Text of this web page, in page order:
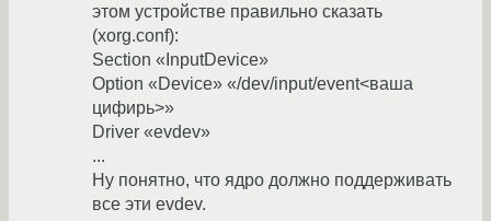
этом устройстве правильно сказать
(xorg.conf):
Section «InputDevice»
Option «Device» «/dev/input/event<ваша
цифирь>»
Driver «evdev»
...
Ну понятно, что ядро должно поддерживать
все эти evdev.